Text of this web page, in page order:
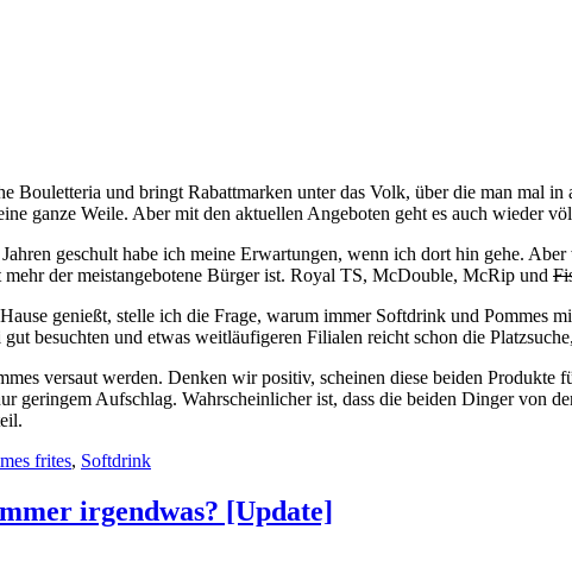
Bouletteria und bringt Rabattmarken unter das Volk, über die man mal
ganze Weile. Aber mit den aktuellen Angeboten geht es auch wieder
geschult habe ich meine Erwartungen, wenn ich dort hin gehe.
der meistangebotene Bürger ist. Royal TS, McDouble, McRip und
genießt, stelle ich die Frage, warum immer Softdrink und Pommes
besuchten und etwas weitläufigeren Filialen reicht schon die
versaut werden. Denken wir positiv, scheinen diese beiden
geringem Aufschlag. Wahrscheinlicher ist, dass die beiden Dinger von
frites, Softdrink
irgendwas? [Update]